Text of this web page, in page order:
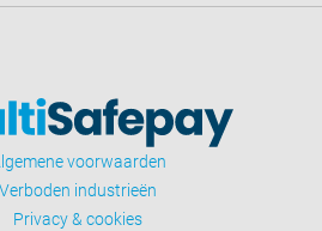
voorwaarden
Verboden industrieën
Privacy & cookies